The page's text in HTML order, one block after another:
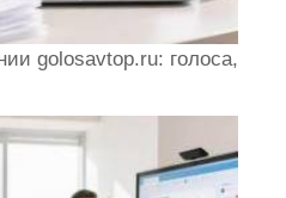
golosavtop.ru: голоса,